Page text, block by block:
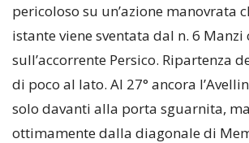
pericoloso su un’azione manovrata
istante viene sventata dal n. 6 Manzi
sull’accorrente Persico. Ripartenza
di poco al lato. Al 27° ancora
solo davanti alla porta sguarnita,
ottimamente dalla diagonale di